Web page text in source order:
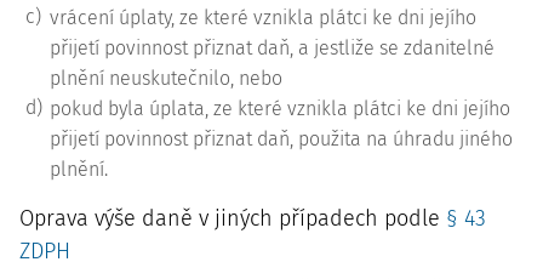
c) vrácení úplaty, ze které vznikla plátci ke dni jejího
přijetí povinnost přiznat daň, a jestliže se zdanitelné
plnění neuskutečnilo, nebo
d) pokud byla úplata, ze které vznikla plátci ke dni jejího
přijetí povinnost přiznat daň, použita na úhradu jiného
plnění.
Oprava výše daně v jiných případech podle § 43
ZDPH